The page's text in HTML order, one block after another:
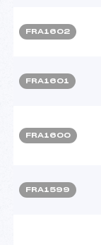
FRA1602
FRA1601
FRA1600
FRA1599